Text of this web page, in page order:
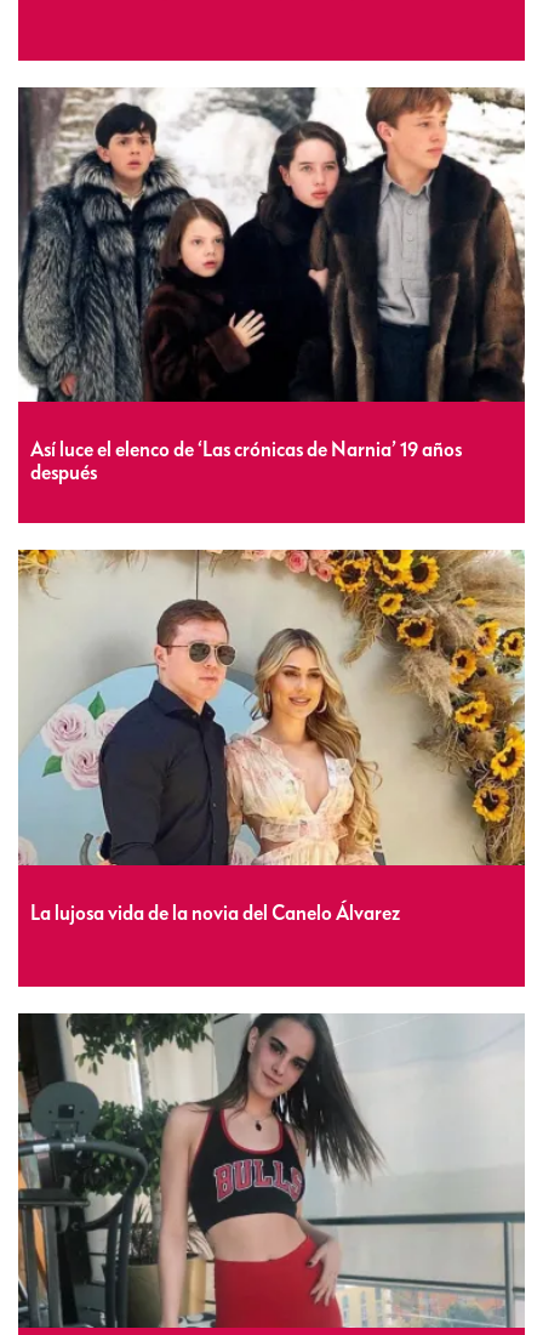
Así luce el elenco de ‘Las crónicas de Narnia’ 19 años
después
La lujosa vida de la novia del Canelo Álvarez